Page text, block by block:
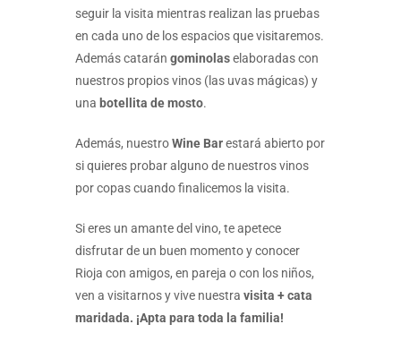
seguir la visita mientras realizan las pruebas
en cada uno de los espacios que visitaremos.
Además catarán gominolaselaboradas con
nuestros propios vinos (las uvas mágicas) y
una botellita de mosto.
Además, nuestroWine Barestará abierto por
si quieres probar alguno de nuestros vinos
por copas cuando finalicemos la visita.
Si eres un amante del vino, te apetece
disfrutar de un buen momento y conocer
Rioja con amigos, en pareja o con los niños,
ven a visitarnos y vive nuestra visita + cata
maridada. ¡Apta para toda la familia!